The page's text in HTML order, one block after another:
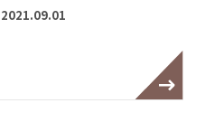
2021.09.01